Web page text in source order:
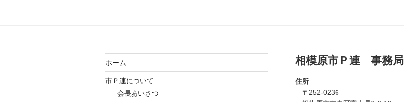
ホーム
市Ｐ連について
会長あいさつ
相模原市Ｐ連 事務局
住所
〒252-0236